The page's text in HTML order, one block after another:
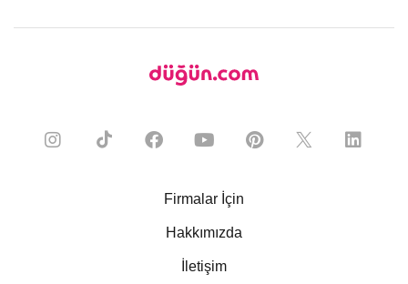
Firmalar İçin
Hakkımızda
İletişim